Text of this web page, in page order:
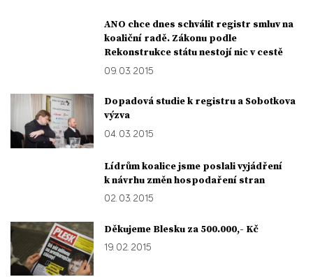
ANO chce dnes schválit registr smluv na
koaliční radě. Zákonu podle
Rekonstrukce státu nestojí nic v cestě
09. 03. 2015
Dopadová studie k registru a Sobotkova
výzva
04. 03. 2015
Lídrům koalice jsme poslali vyjádření
k návrhu změn hospodaření stran
02. 03. 2015
Děkujeme Blesku za 500.000,- Kč
19. 02. 2015